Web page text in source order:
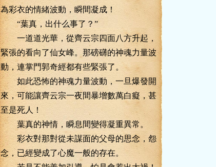
為彩衣的情緒波動，瞬間凝成！
“葉真，出什么事了？”
一道道光華，從齊云宗四面八方升起，
緊張的看向了仙女峰。那磅礴的神魂力量波
動，連掌門郭奇經都有些緊張了。
如此恐怖的神魂力量波動，一旦爆發開
來，可能讓齊云宗一夜間暴增數萬白癡，甚
至是死人！
葉真的神情，瞬息間變得凝重異常。
彩衣對那對從未謀面的父母的思念，怨
念，已經變成了心魔一般的存在。